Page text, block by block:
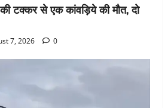
की टक्कर से एक कांवड़िये की मौत, दो
7, 2026 0